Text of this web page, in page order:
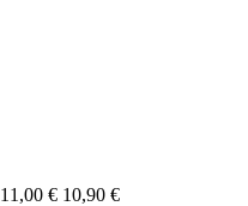
11,00 € 10,90 €